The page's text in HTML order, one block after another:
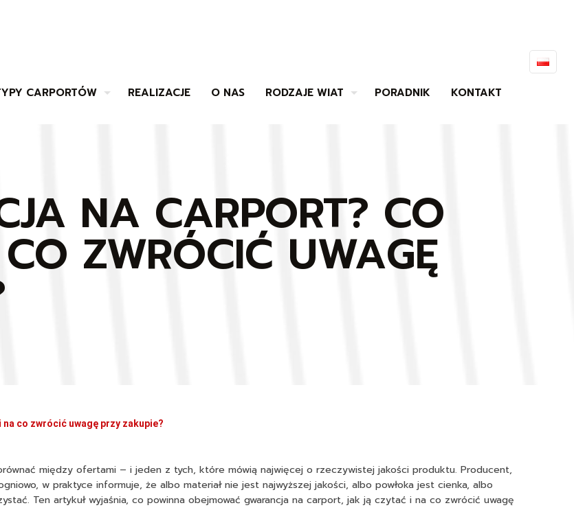
CARPORTÓW REALIZACJE O NAS RODZAJE WIAT PORADNIK KONTAKT
NA CARPORT? CO
ZWRÓCIĆ UWAGĘ
co zwrócić uwagę przy zakupie?
między ofertami – i jeden z tych, które mówią najwięcej o rzeczywistej jakości produktu. Producent,
w praktyce informuje, że albo materiał nie jest najwyższej jakości, albo powłoka jest cienka, albo
Ten artykuł wyjaśnia, co powinna obejmować gwarancja na carport, jak ją czytać i na co zwrócić uwagę